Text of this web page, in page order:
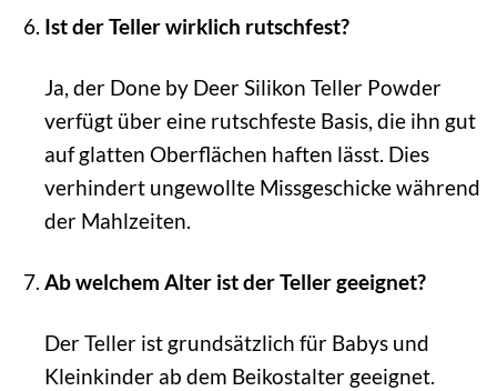
Ist der Teller wirklich rutschfest?
Ja, der Done by Deer Silikon Teller Powder
verfügt über eine rutschfeste Basis, die ihn gut
auf glatten Oberflächen haften lässt. Dies
verhindert ungewollte Missgeschicke während
der Mahlzeiten.
Ab welchem Alter ist der Teller geeignet?
Der Teller ist grundsätzlich für Babys und
Kleinkinder ab dem Beikostalter geeignet.